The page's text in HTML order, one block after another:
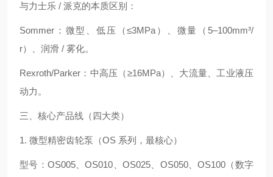
与力士乐 / 派克的本质区别：
Sommer：微型、低压（≤3MPa）、微量（5–100mm³/
r）、润滑 / 雾化。
Rexroth/Parker：中高压（≥16MPa）、大流量、工业液压
动力。
三、核心产品线（四大类）
1. 微型精密齿轮泵（OS 系列，最核心）
型号：OS005、OS010、OS025、OS050、OS100（数字